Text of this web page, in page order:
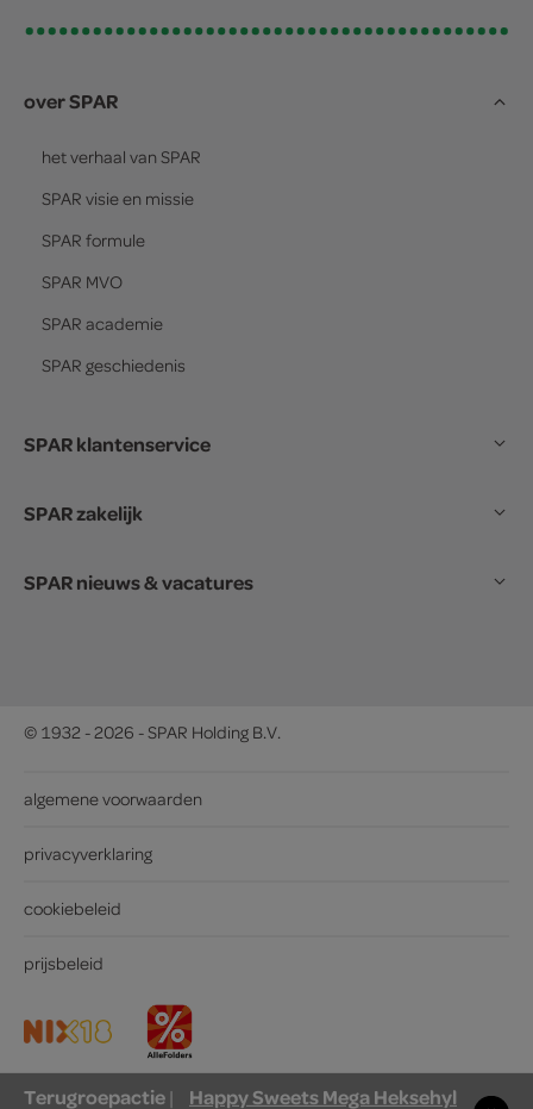
over SPAR
het verhaal van SPAR
SPAR visie en missie
SPAR formule
SPAR MVO
SPAR academie
SPAR geschiedenis
SPAR klantenservice
SPAR zakelijk
SPAR nieuws & vacatures
© 1932 - 2026 - SPAR Holding B.V.
algemene voorwaarden
privacyverklaring
cookiebeleid
prijsbeleid
Terugroepactie| Happy Sweets Mega Heksehyl